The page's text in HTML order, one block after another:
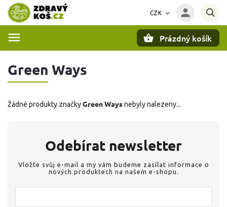
CZK
Prázdný košík
Green Ways
Žádné produkty značkyGreen Waysnebyly nalezeny...
Odebírat newsletter
Vložte svůj e-mail a my vám budeme zasílat informace o
nových produktech na našem e-shopu.